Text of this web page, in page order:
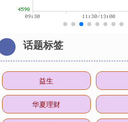
话题标签
益生
华夏理财